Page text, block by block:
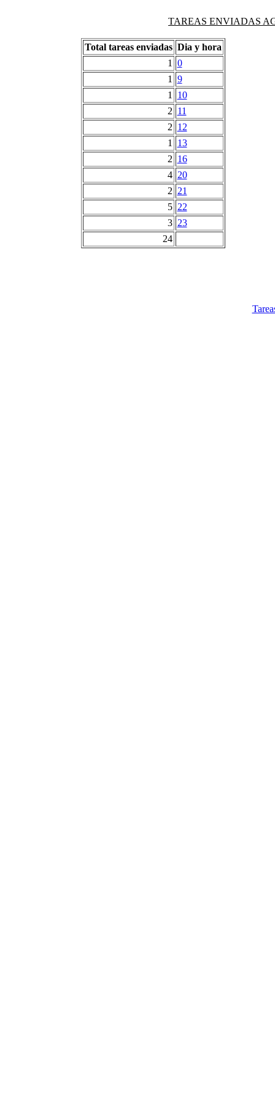
TAREAS ENVIADAS
Total tareas enviadas Dia y hora
1
0
1
9
1
10
2 11
2 12
1
13
2 16
4 20
2 21
5 22
3 23
24